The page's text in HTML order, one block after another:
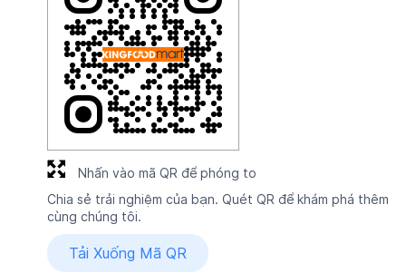
Chia sẻ trải nghiệm của bạn. Quét QR để khám phá thêm
cùng chúng tôi.
Tải Xuống Mã QR
Nhấn vào mã QR để phóng to